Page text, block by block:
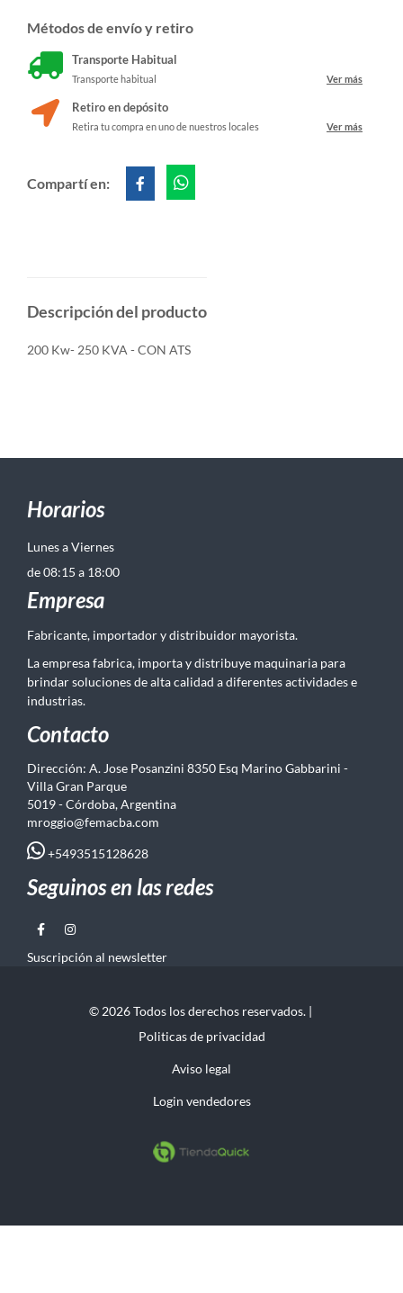
Métodos de envío y retiro
Transporte Habitual
Transporte habitual Ver más
Retiro en depósito
Retira tu compra en uno de nuestros locales Ver más
Compartí en:
Descripción del producto
200 Kw- 250 KVA - CON ATS
Horarios
Lunes a Viernes
de 08:15 a 18:00
Empresa
Fabricante, importador y distribuidor mayorista.
La empresa fabrica, importa y distribuye maquinaria para
brindar soluciones de alta calidad a diferentes actividades e
industrias.
Contacto
Dirección: A. Jose Posanzini 8350 Esq Marino Gabbarini -
Villa Gran Parque
5019 - Córdoba, Argentina
mroggio@femacba.com
+5493515128628
Seguinos en las redes
Suscripción al newsletter
© 2026 Todos los derechos reservados. |
Politicas de privacidad
Aviso legal
Login vendedores